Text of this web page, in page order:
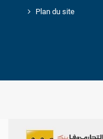
Plan du site